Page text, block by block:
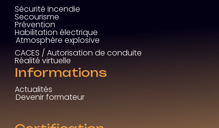
Sécurité Incendie
Secourisme
Prévention
Habilitation électrique
Atmosphère explosive
CACES / Autorisation de conduite
Réalité virtuelle
Informations
Actualités
Devenir formateur